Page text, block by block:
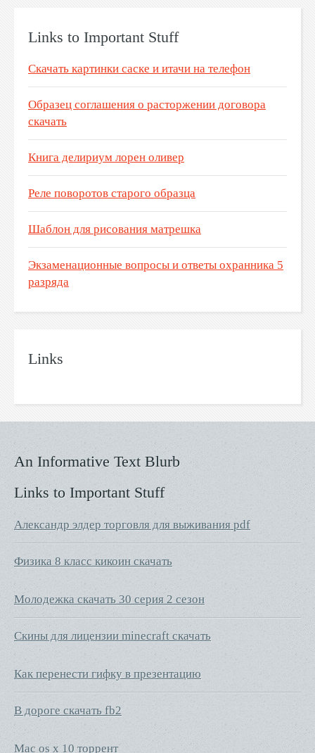
Links to Important Stuff
Скачать картинки саске и итачи на телефон
Образец соглашения о расторжении договора
скачать
Книга делириум лорен оливер
Реле поворотов старого образца
Шаблон для рисования матрешка
Экзаменационные вопросы и ответы охранника 5
разряда
Links
Links to Important Stuff
Александр элдер торговля для выживания pdf
Физика 8 класс кикоин скачать
Молодежка скачать 30 серия 2 сезон
Скины для лицензии minecraft скачать
Как перенести гифку в презентацию
В дороге скачать fb2
Mac os x 10 торрент
An Informative Text Blurb